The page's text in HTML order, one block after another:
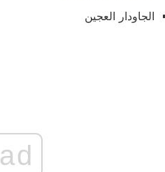
الجاودار العجين
ad